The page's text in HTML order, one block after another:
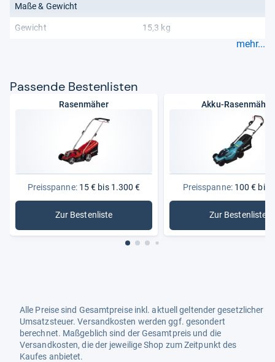
Maße & Gewicht
Gewicht 15,3 kg
mehr...
Pas­sende Bes­ten­lis­ten
Rasenmäher
Preisspanne:15 € bis 1.300 €
Zur Bestenliste
: Rasenmäher
Akku-Rasenmäher
Preisspanne:100 € bis
Zur Bestenliste
: Akku-
Alle Preise sind Gesamtpreise inkl. aktuell geltender gesetzlicher
Umsatzsteuer. Versandkosten werden ggf. gesondert
berechnet. Maßgeblich sind der Gesamtpreis und die
Versandkosten, die der jeweilige Shop zum Zeitpunkt des
Kaufes anbietet.